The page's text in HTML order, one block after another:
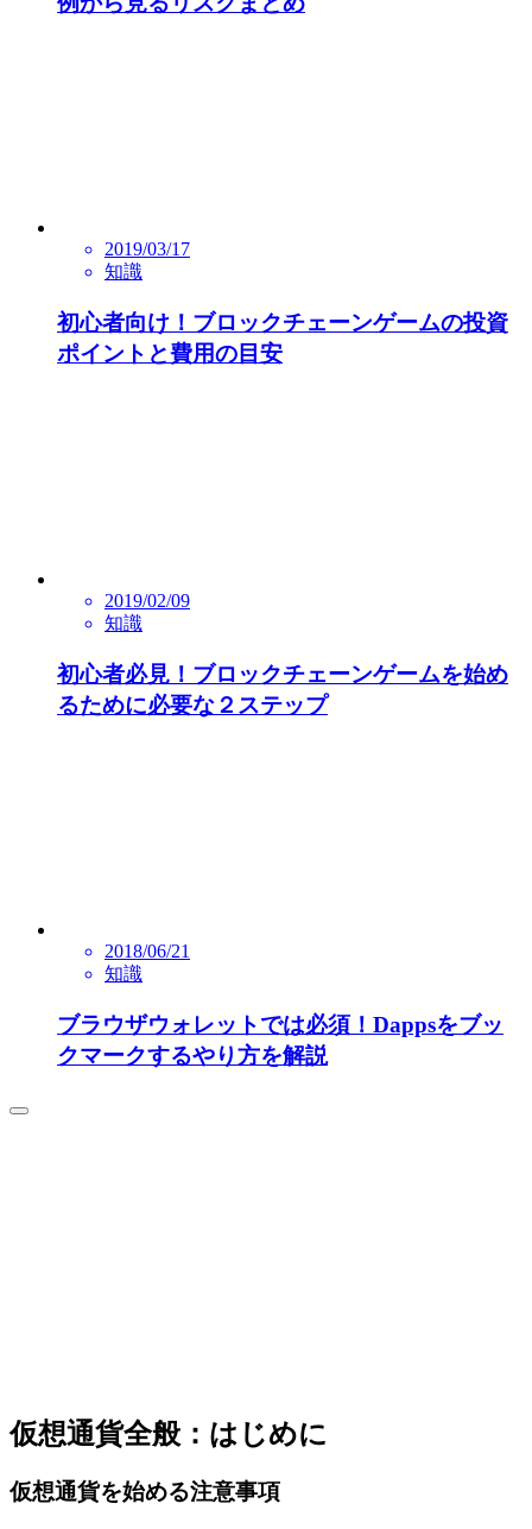
2019/03/17
知識
初心者向け！ブロックチェーンゲームの投資
ポイントと費用の目安
2019/02/09
知識
初心者必見！ブロックチェーンゲームを始め
るために必要な２ステップ
2018/06/21
知識
ブラウザウォレットでは必須！Dappsをブッ
クマークするやり方を解説
仮想通貨全般：はじめに
仮想通貨を始める注意事項